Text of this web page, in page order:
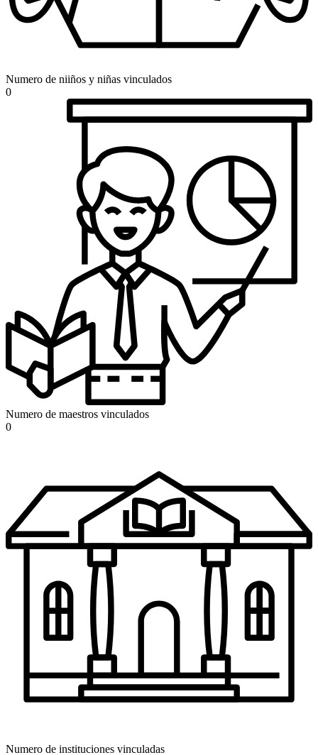
Numero de niiños y niñas vinculados
0
Numero de maestros vinculados
0
Numero de instituciones vinculadas